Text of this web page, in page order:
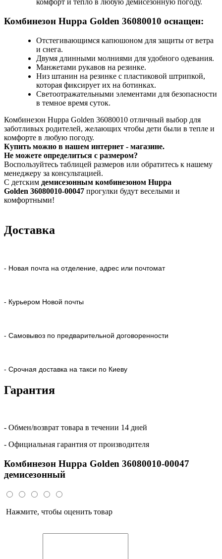
комфорт и тепло в любую демисезонную погоду.
Комбинезон Huppa Golden 36080010 оснащен:
Отстегивающимся капюшоном для защиты от ветра
и снега.
Двумя длинными молниями для удобного одевания.
Манжетами рукавов на резинке.
Низ штанин на резинке с пластиковой штрипкой,
которая фиксирует их на ботинках.
Светоотражательными элементами для безопасности
в темное время суток.
Комбинезон Huppa Golden 36080010 отличный выбор для
заботливых родителей, желающих чтобы дети были в тепле и
комфорте в любую погоду.
Купить можно в нашем интернет - магазине.
Не можете определиться с размером?
Воспользуйтесь таблицей размеров или обратитесь к нашему
менеджеру за консультацией.
С детским демисезонным комбинезоном Huppa
Golden 36080010-00047 прогулки будут веселыми и
комфортными!
Доставка
- Новая почта на отделение, адрес или почтомат
- Курьером Новой почты
- Самовывоз по предварительной договоренности
- Срочная доставка на такси по Киеву
Гарантия
- Обмен/возврат товара в течении 14 дней
- Официальная гарантия от производителя
Комбинезон Huppa Golden 36080010-00047
демисезонный
Нажмите, чтобы оценить товар